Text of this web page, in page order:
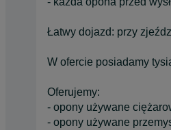
Łatwy dojazd: przy
W ofercie posiadamy
Oferujemy:
- opony używane
- opony używane